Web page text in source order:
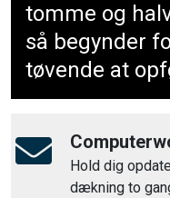
tomme og
så begynder
tøvende at
Hold dig
dækning to